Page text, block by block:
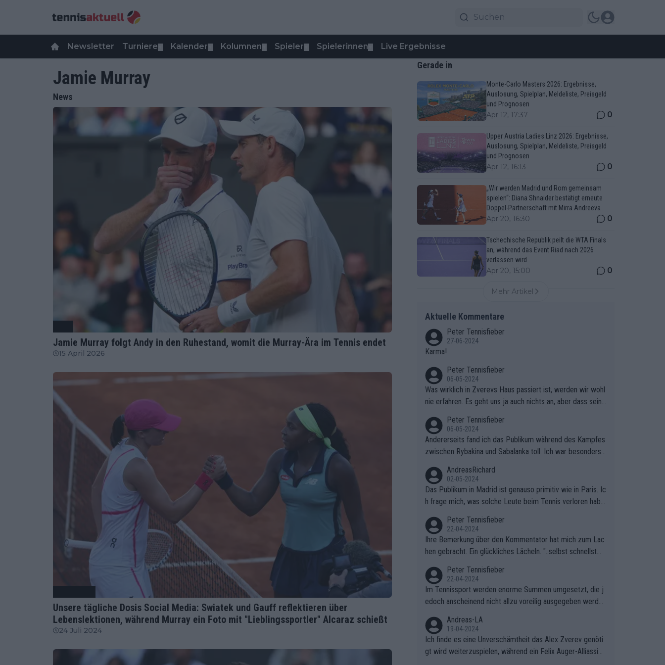
Newsletter Turniere Kalender Kolumnen Spieler Spielerinnen Live Ergebnisse
Jamie Murray
News
Jamie Murray folgt Andy in den Ruhestand, womit die Murray-Ära im Tennis endet
15 April 2026
Unsere tägliche Dosis Social Media: Swiatek und Gauff reflektieren über
Lebenslektionen, während Murray ein Foto mit "Lieblingssportler" Alcaraz schießt
24 Juli 2024
Gerade in
Monte-Carlo Masters 2026: Ergebnisse,
Auslosung, Spielplan, Meldeliste, Preisgeld
und Prognosen
Apr 12, 17:37 0
Upper Austria Ladies Linz 2026: Ergebnisse,
Auslosung, Spielplan, Meldeliste, Preisgeld
und Prognosen
Apr 12, 16:13 0
„Wir werden Madrid und Rom gemeinsam
spielen“: Diana Shnaider bestätigt erneute
Doppel-Partnerschaft mit Mirra Andreeva
Apr 20, 16:30 0
Tschechische Republik peilt die WTA Finals
an, während das Event Riad nach 2026
verlassen wird
Apr 20, 15:00 0
Mehr Artikel
Aktuelle Kommentare
Peter Tennisfieber
27-06-2024
Karma!
Peter Tennisfieber
06-05-2024
Was wirklich in Zverevs Haus passiert ist, werden wir wohl
nie erfahren. Es geht uns ja auch nichts an, aber dass seine
Peter Tennisfieber
06-05-2024
Andererseits fand ich das Publikum während des Kampfes
zwischen Rybakina und Sabalanka toll. Ich war besonders ü
AndreasRichard
02-05-2024
Das Publikum in Madrid ist genauso primitiv wie in Paris. Ic
h frage mich, was solche Leute beim Tennis verloren habe
er aufgehoben.
Peter Tennisfieber
22-04-2024
Ihre Bemerkung über den Kommentator hat mich zum Lac
hen gebracht. Ein glückliches Lächeln. "..selbst schnellstmö
Peter Tennisfieber
22-04-2024
Im Tennissport werden enorme Summen umgesetzt, die j
edoch anscheinend nicht allzu voreilig ausgegeben werde
Andreas-LA
19-04-2024
Ich finde es eine Unverschämtheit das Alex Zverev genöti
gt wird weiterzuspielen, während ein Felix Auger-Alliassim